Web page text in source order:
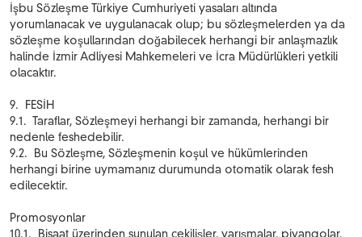
İşbu Sözleşme Türkiye Cumhuriyeti yasaları altında
yorumlanacak ve uygulanacak olup; bu sözleşmelerden ya da
sözleşme koşullarından doğabilecek herhangi bir anlaşmazlık
halinde İzmir Adliyesi Mahkemeleri ve İcra Müdürlükleri yetkili
olacaktır.
9. FESİH
9.1. Taraflar, Sözleşmeyi herhangi bir zamanda, herhangi bir
nedenle feshedebilir.
9.2. Bu Sözleşme, Sözleşmenin koşul ve hükümlerinden
herhangi birine uymamanız durumunda otomatik olarak fesh
edilecektir.
Promosyonlar
10.1. Bisaat üzerinden sunulan çekilişler, yarışmalar, piyangolar,